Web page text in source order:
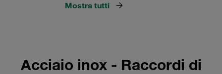
Mostra tutti
Acciaio inox - Raccordi di